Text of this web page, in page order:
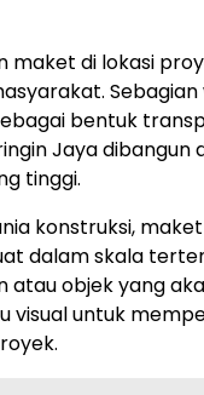
maket di lokasi
bentuk
Jaya
tinggi.
konstruksi,
dalam skala
atau objek yang
visual untuk